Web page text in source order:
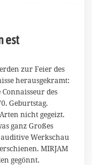
est
zur Feier des
herausgekramt:
des
Geburtstag.
nicht gegeizt.
ganz Großes
auditive Werkschau
MIRJAM
gegönnt.